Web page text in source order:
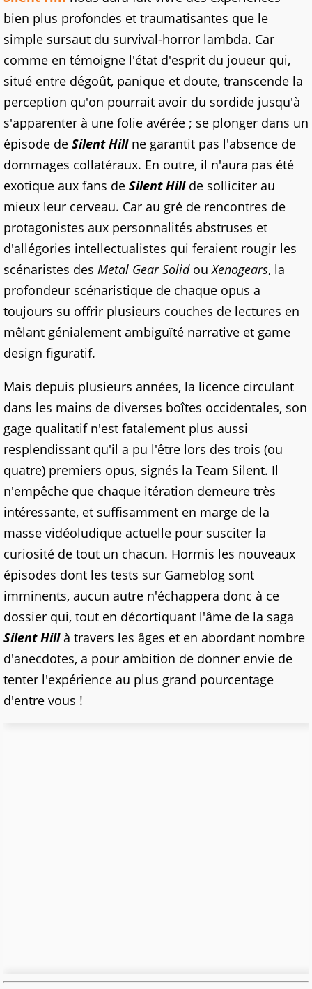
bien plus profondes et traumatisantes que le
simple sursaut du survival-horror lambda. Car
comme en témoigne l'état d'esprit du joueur qui,
situé entre dégoût, panique et doute, transcende la
perception qu'on pourrait avoir du sordide jusqu'à
s'apparenter à une folie avérée ; se plonger dans un
épisode de Silent Hillne garantit pas l'absence de
dommages collatéraux. En outre, il n'aura pas été
exotique aux fans de Silent Hillde solliciter au
mieux leur cerveau. Car au gré de rencontres de
protagonistes aux personnalités abstruses et
d'allégories intellectualistes qui feraient rougir les
scénaristes des Metal Gear SolidouXenogears, la
profondeur scénaristique de chaque opus a
toujours su offrir plusieurs couches de lectures en
mêlant génialement ambiguïté narrative et game
design figuratif.
Mais depuis plusieurs années, la licence circulant
dans les mains de diverses boîtes occidentales, son
gage qualitatif n'est fatalement plus aussi
resplendissant qu'il a pu l'être lors des trois (ou
quatre) premiers opus, signés la Team Silent. Il
n'empêche que chaque itération demeure très
intéressante, et suffisamment en marge de la
masse vidéoludique actuelle pour susciter la
curiosité de tout un chacun. Hormis les nouveaux
épisodes dont les tests sur Gameblog sont
imminents, aucun autre n'échappera donc à ce
dossier qui, tout en décortiquant l'âme de la saga
Silent Hillà travers les âges et en abordant nombre
d'anecdotes, a pour ambition de donner envie de
tenter l'expérience au plus grand pourcentage
d'entre vous !